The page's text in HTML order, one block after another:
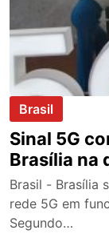
Brasil
Sinal 5G
Brasília na
Brasil - Brasília
rede 5G em
Segundo…